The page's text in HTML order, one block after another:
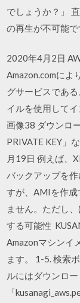
でしょうか？」
の再生が不可能
2020年4月2日
Amazon.comによ
グサービスであ
イルを使用してイ
画像38 ダウンロ
PRIVATE KEY」
月19日 例えば、
バックアップを
すが、AMIを作成
ません。ただし
する可能性
Amazonマシンイ
ます。 1-5. 検索
ルにはダウンロ
「